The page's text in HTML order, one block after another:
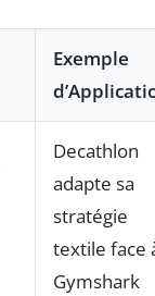
Exemple
Decathlon
adapte sa
stratégie
textile face
Gymshark